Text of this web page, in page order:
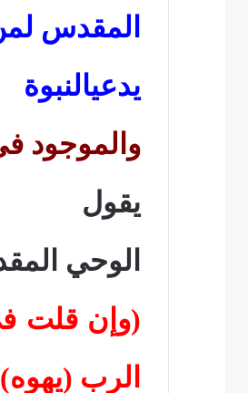
المقدس
يدعيالنبوة
والموجود في
يقول
الوحي
(وإن قلت
الرب